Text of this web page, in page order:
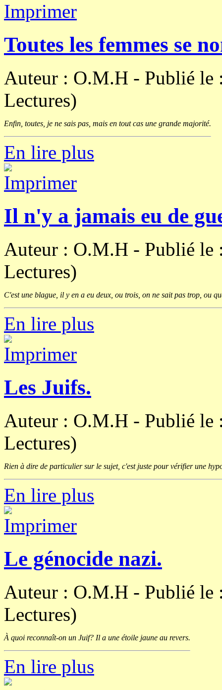
Toutes les femmes se
Auteur : O.M.H - Publié le
Lectures)
Enfin, toutes, je ne sais pas, mais en tout cas une grande majorité.
En lire plus
Il n'y a jamais eu de
Auteur : O.M.H - Publié le
Lectures)
C'est une blague, il y en a eu deux, ou trois, on ne sait pas trop, ou
En lire plus
Les Juifs.
Auteur : O.M.H - Publié le
Lectures)
Rien à dire de particulier sur le sujet, c'est juste pour vérifier une
En lire plus
Le génocide nazi.
Auteur : O.M.H - Publié le
Lectures)
À quoi reconnaît-on un Juif? Il a une étoile jaune au revers.
En lire plus